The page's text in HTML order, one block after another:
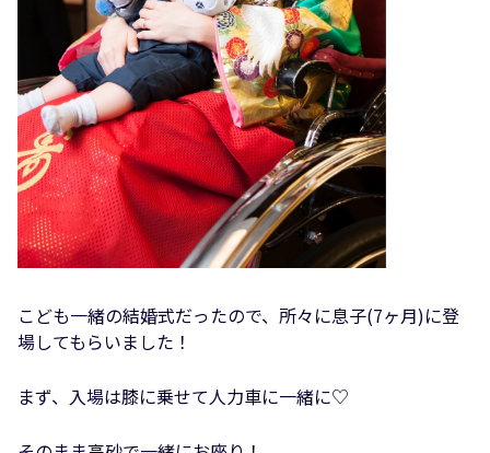
こども一緒の結婚式だったので、所々に息子(7ヶ月)に登
場してもらいました！
まず、入場は膝に乗せて人力車に一緒に♡